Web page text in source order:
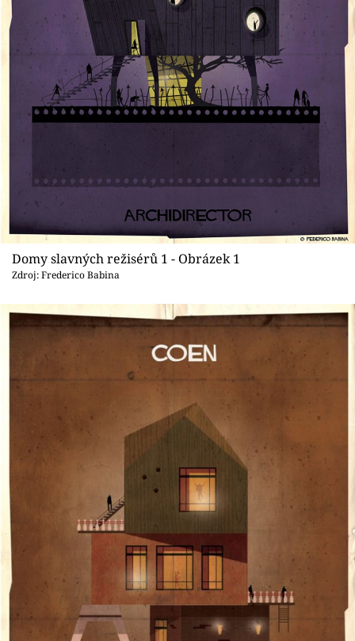
Přihlášení
Sledujte nás
Domy slavných režisérů 1 - Obrázek 1
Zdroj: Frederico Babina